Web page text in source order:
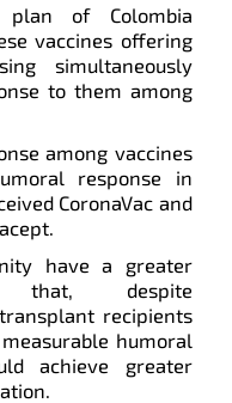
plan of Colombia
vaccines offering
simultaneously
to them among
among vaccines
response in
CoronaVac and
have a greater
that, despite
recipients
humoral
achieve greater